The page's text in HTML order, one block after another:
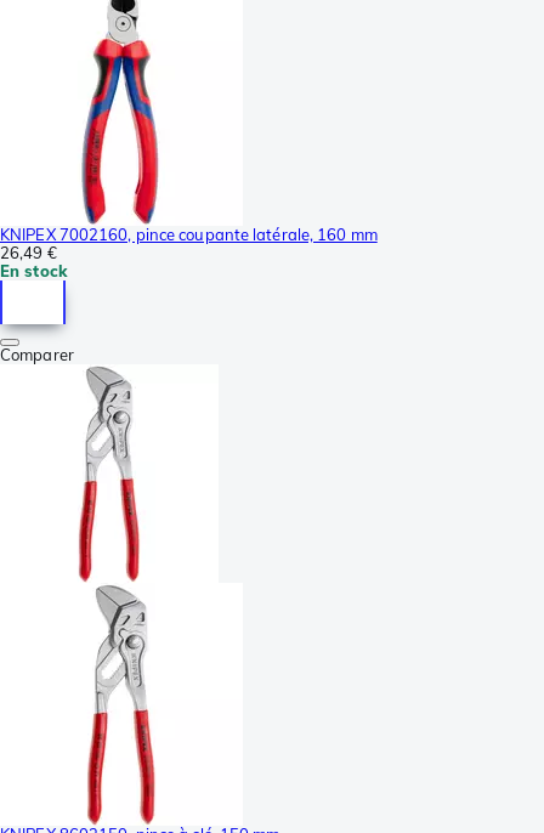
KNIPEX 7002160, pince coupante latérale, 160 mm
26,49 €
En stock
Comparer